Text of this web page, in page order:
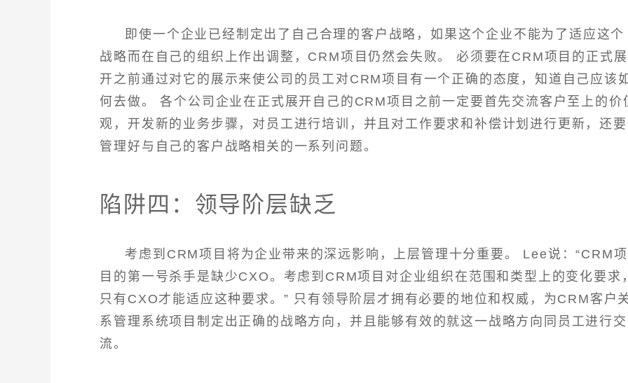
即使一个企业已经制定出了自己合理的客户战略，如果这个企业不能为了适应这个
战略而在自己的组织上作出调整，CRM项目仍然会失败。 必须要在CRM项目的正式展
开之前通过对它的展示来使公司的员工对CRM项目有一个正确的态度，知道自己应该
何去做。 各个公司企业在正式展开自己的CRM项目之前一定要首先交流客户至上的价
观，开发新的业务步骤，对员工进行培训，并且对工作要求和补偿计划进行更新，还要
管理好与自己的客户战略相关的一系列问题。
陷阱四：领导阶层缺乏
考虑到CRM项目将为企业带来的深远影响，上层管理十分重要。 Lee说：“CRM项
目的第一号杀手是缺少CXO。考虑到CRM项目对企业组织在范围和类型上的变化要求，
只有CXO才能适应这种要求。” 只有领导阶层才拥有必要的地位和权威，为CRM客户
系管理系统项目制定出正确的战略方向，并且能够有效的就这一战略方向同员工进行交
流。